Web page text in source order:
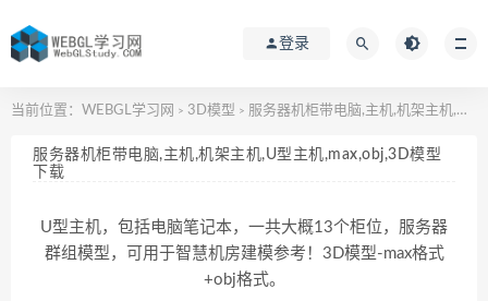
登录
当前位置： WEBGL学习网 > 3D模型 > 服务器机柜带电脑,主机,机架主机,U型主机,max,obj,3D模型下载
服务器机柜带电脑,主机,机架主机,U型主机,max,obj,3D模型
下载
U型主机，包括电脑笔记本，一共大概13个柜位，服务器
群组模型，可用于智慧机房建模参考！3D模型-max格式
+obj格式。